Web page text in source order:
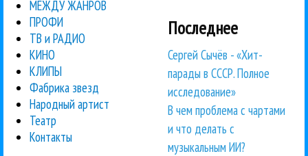
МЕЖДУ ЖАНРОВ
ПРОФИ
ТВ и РАДИО
КИНО
КЛИПЫ
Фабрика звезд
Народный артист
Театр
Контакты
Последнее
Сергей Сычёв - «Хит-
парады в СССР. Полное
исследование»
В чем проблема с чартами
и что делать с
музыкальным ИИ?